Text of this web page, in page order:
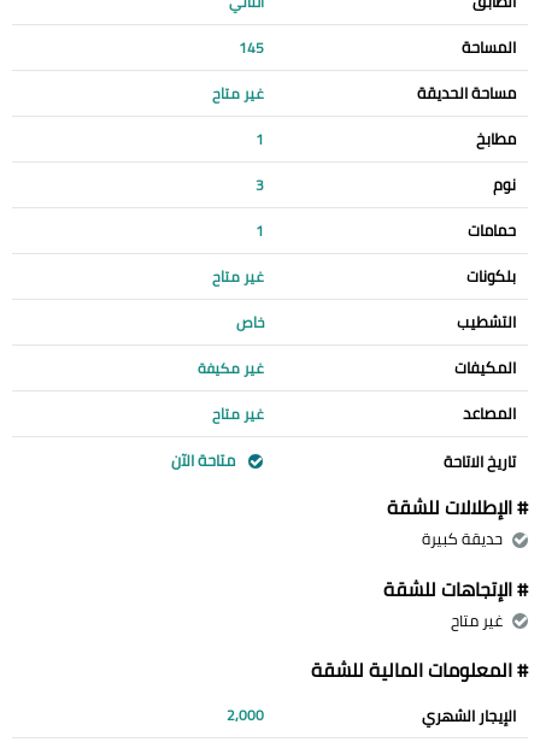
المساحة 145
مساحة الحديقة غير متاح
مطابخ 1
نوم 3
حمامات 1
بلكونات غير متاح
التشطيب خاص
المكيفات غير مكيفة
المصاعد غير متاح
تاريخ الاتاحة متاحة الآن
# الإطلالات للشقة
حديقة كبيرة
# الإتجاهات للشقة
غير متاح
# المعلومات المالية للشقة
الإيجار الشهري 2,000